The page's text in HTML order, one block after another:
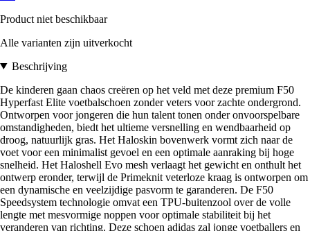
Product niet beschikbaar
Alle varianten zijn uitverkocht
Beschrijving
De kinderen gaan chaos creëren op het veld met deze premium F50
Hyperfast Elite voetbalschoen zonder veters voor zachte ondergrond.
Ontworpen voor jongeren die hun talent tonen onder onvoorspelbare
omstandigheden, biedt het ultieme versnelling en wendbaarheid op
droog, natuurlijk gras. Het Haloskin bovenwerk vormt zich naar de
voet voor een minimalist gevoel en een optimale aanraking bij hoge
snelheid. Het Haloshell Evo mesh verlaagt het gewicht en onthult het
ontwerp eronder, terwijl de Primeknit veterloze kraag is ontworpen om
een dynamische en veelzijdige pasvorm te garanderen. De F50
Speedsystem technologie omvat een TPU-buitenzool over de volle
lengte met mesvormige noppen voor optimale stabiliteit bij het
veranderen van richting. Deze schoen adidas zal jonge voetballers en